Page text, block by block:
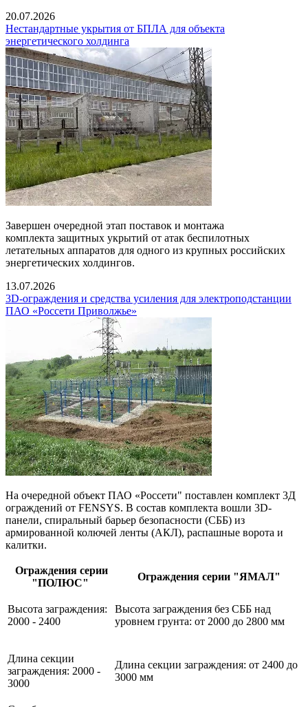
20.07.2026
Нестандартные укрытия от БПЛА для объекта
энергетического холдинга
Завершен очередной этап поставок и монтажа
комплекта защитных укрытий от атак беспилотных
летательных аппаратов для одного из крупных российских
энергетических холдингов.
13.07.2026
3D-ограждения и средства усиления для электроподстанции
ПАО «Россети Приволжье»
На очередной объект ПАО «Россети" поставлен комплект 3Д
ограждений от FENSYS. В состав комплекта вошли 3D-
панели, спиральный барьер безопасности (СББ) из
армированной колючей ленты (АКЛ), распашные ворота и
калитки.
Ограждения серии
"ПОЛЮС"
Ограждения серии "ЯМАЛ"
Высота заграждения:
2000 - 2400
Высота заграждения без СББ над
уровнем грунта: от 2000 до 2800 мм
Длина секции
заграждения: 2000 -
3000
Длина секции заграждения: от 2400 до
3000 мм